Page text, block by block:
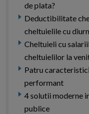
de plata?
Deductibilitate
cheltuielile cu
Cheltuieli cu
cheltuielilor la
Patru
performant
4 solutii moderne
publice